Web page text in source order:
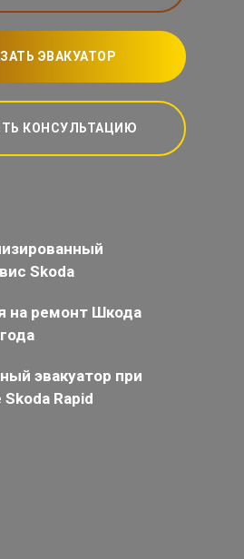
ЭВАКУАТОР
КОНСУЛЬТАЦИЮ
Skoda
на ремонт Шкода
эвакуатор при
Rapid